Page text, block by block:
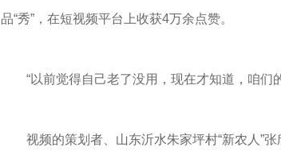
品“秀”，在短视频平台上收获4万余点赞。
“以前觉得自己老了没用，现在才知道，咱们
视频的策划者、山东沂水朱家坪村“新农人”